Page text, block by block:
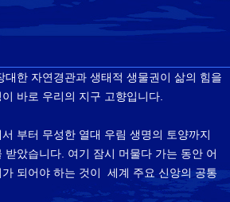
대한 자연경관과 생태적 생물권이 삶의 힘을
바로 우리의 지구 고향입니다.
부터 무성한 열대 우림 생명의 토양까지
받았습니다. 여기 잠시 머물다 가는 동안 어
되어야 하는 것이 세계 주요 신앙의 공통